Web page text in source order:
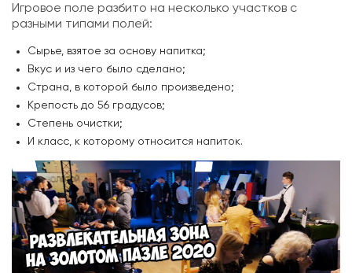
Игровое поле разбито на несколько участков с
разными типами полей:
Сырье, взятое за основу напитка;
Вкус и из чего было сделано;
Страна, в которой было произведено;
Крепость до 56 градусов;
Степень очистки;
И класс, к которому относится напиток.